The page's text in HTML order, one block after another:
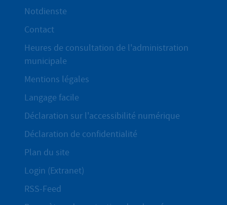
Notdienste
Contact
Heures de consultation de l'administration
municipale
Mentions légales
Langage facile
Déclaration sur l'accessibilité numérique
Déclaration de confidentialité
Plan du site
Login (Extranet)
RSS-Feed